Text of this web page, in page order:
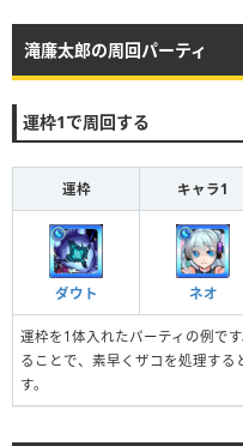
滝廉太郎の周回パーティ
運枠1で周回する
運枠 キャラ1
ダウト ネオ
運枠を1体入れたパーティの例で
ることで、素早くザコを処理す
す。